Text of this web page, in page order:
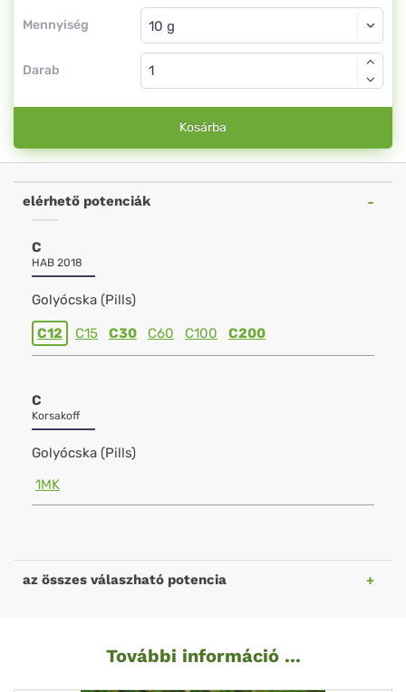
Mennyiség
Golyócska
Darab
Kosárba
elérhető potenciák
C
HAB 2018
Golyócska (Pills)
C12 C15 C30 C60 C100 C200
C
Korsakoff
Golyócska (Pills)
1MK
az összes válaszható potencia
További információ ...